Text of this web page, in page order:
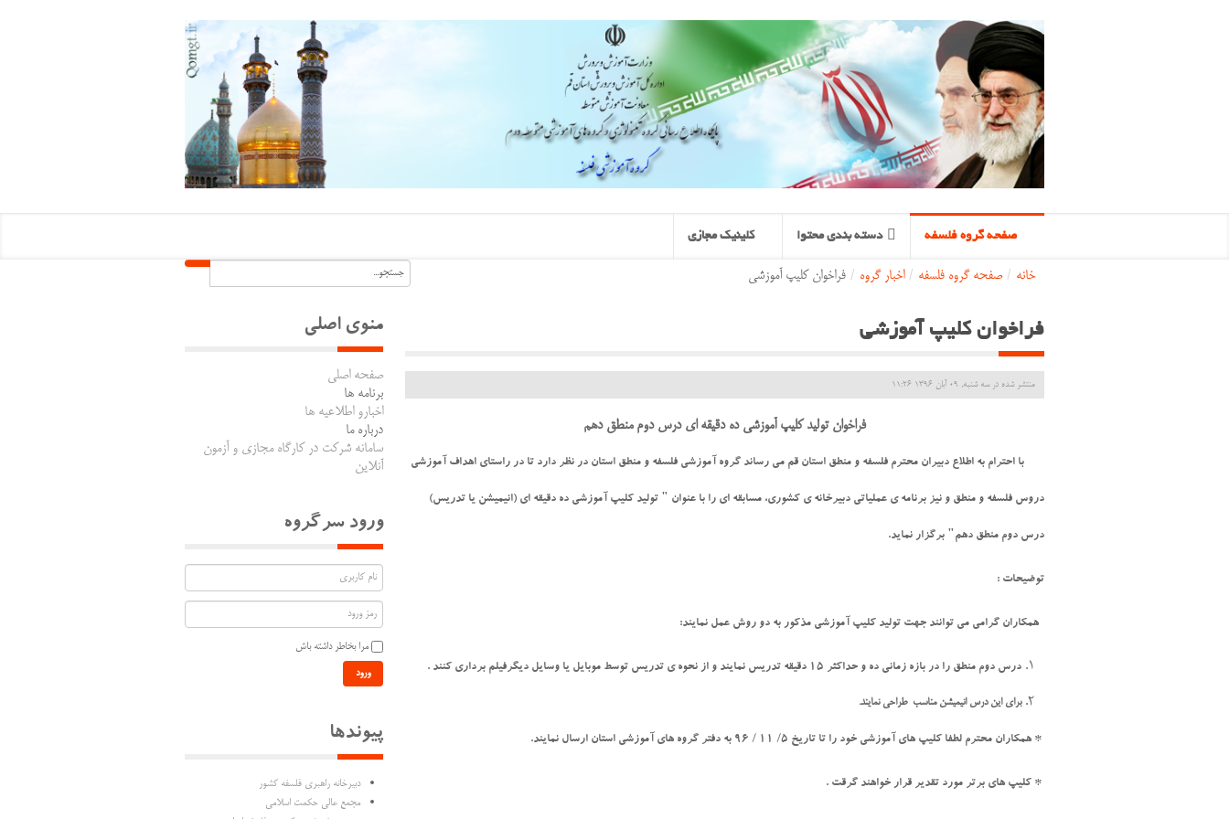
صفحه گروه فلسفه دسته بندی محتوا کلینیک مجازی
خانه / صفحه گروه فلسفه / اخبار گروه / فراخوان کلیپ آموزشی
فراخوان کلیپ آموزشی
منتشر شده در سه شنبه, 09 آبان 1396 11:26
فراخوان تولید کلیپ آموزشی ده دقیقه ای درس دوم منطق دهم
با احترام به اطلاع دبیران محترم فلسفه و منطق استان قم می رساند گروه آموزشی فلسفه و منطق استان در نظر دارد تا در راستاي اهداف آموزشي
دروس فلسفه و منطق و نيز برنامه ی عملياتي دبيرخانه ی كشوري، مسابقه اي را با عنوان " تولید کلیپ آموزشی ده دقیقه ای (انیمیشن یا تدریس)
درس دوم منطق دهم" برگزار نمايد.
توضیحات :
همکاران گرامی می توانند جهت تولید کلیپ آموزشی مذکور به دو روش عمل نمایند:
درس دوم منطق را در بازه زمانی ده و حداکثر 15 دقیقه تدریس نمایند و از نحوه ی تدریس توسط موبایل یا وسایل دیگرفیلم برداری کنند .
برای این درس انیمیشن مناسب طراحی نمایند.
* همکاران محترم لطفا کلیپ های آموزشی خود را تا تاریخ 5/ 11 / 96 به دفتر گروه های آموزشی استان ارسال نمایند.
* کلیپ های برتر مورد تقدیر قرار خواهند گرقت .
منوی اصلی
صفحه اصلی
برنامه ها
اخبارو اطلاعیه ها
درباره ما
سامانه شرکت در کارگاه مجازی و آزمون
آنلاین
ورود سرگروه
مرا بخاطر داشته باش
ورود
پیوندها
دبیرخانه راهبری فلسفه کشور
مجمع عالی حکمت اسلامی